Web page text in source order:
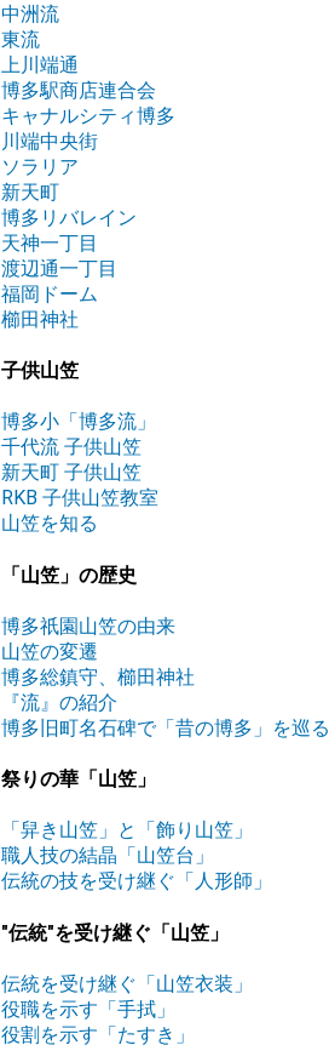
中洲流
東流
上川端通
博多駅商店連合会
キャナルシティ博多
川端中央街
ソラリア
新天町
博多リバレイン
天神一丁目
渡辺通一丁目
福岡ドーム
櫛田神社
子供山笠
博多小「博多流」
千代流 子供山笠
新天町 子供山笠
RKB 子供山笠教室
山笠を知る
「山笠」の歴史
博多祇園山笠の由来
山笠の変遷
博多総鎮守、櫛田神社
『流』の紹介
博多旧町名石碑で「昔の博多」を巡る
祭りの華「山笠」
「舁き山笠」と「飾り山笠」
職人技の結晶「山笠台」
伝統の技を受け継ぐ「人形師」
"伝統"を受け継ぐ「山笠」
伝統を受け継ぐ「山笠衣装」
役職を示す「手拭」
役割を示す「たすき」